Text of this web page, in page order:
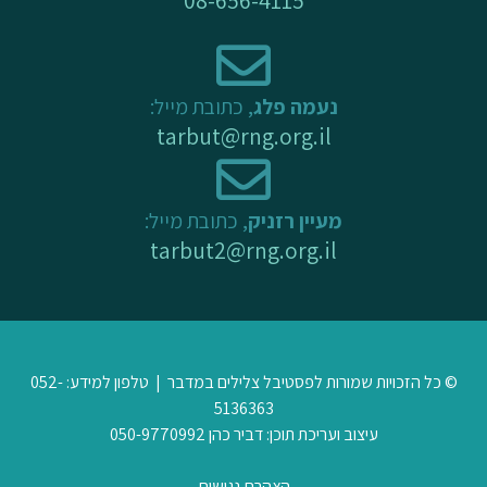
נעמה פלג, כתובת מייל:
tarbut@rng.org.il
מעיין רזניק, כתובת מייל:
tarbut2@rng.org.il
© כל הזכויות שמורות לפסטיבל צלילים במדבר | טלפון למידע: 052-
5136363
עיצוב ועריכת תוכן: דביר כהן 050-9770992